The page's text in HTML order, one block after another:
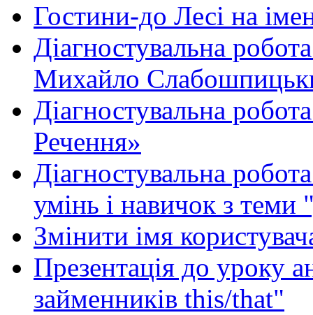
Гостини-до Лесі на
Діагностувальна
Михайло
Діагностувальна
Речення»
Діагностувальна
умінь і навичок з теми
Змінити імя
Презентація до уроку
займенників this/that"